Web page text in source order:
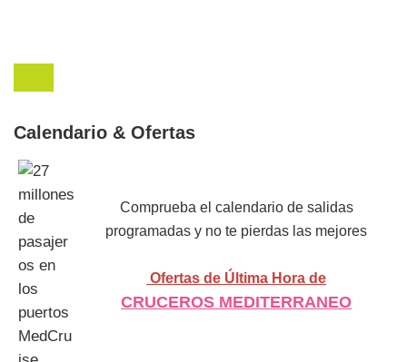
Calendario & Ofertas
Comprueba el calendario de salidas
programadas y no te pierdas las mejores
Ofertas de Última Hora de
CRUCEROS MEDITERRANEO